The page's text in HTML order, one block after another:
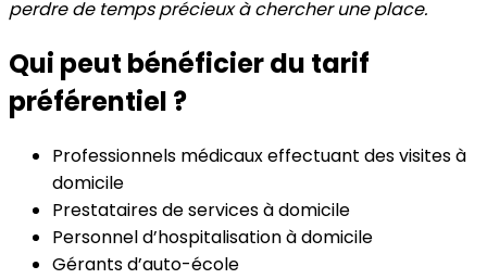
perdre de temps précieux à chercher une place.
Qui peut bénéficier du tarif
préférentiel ?
Professionnels médicaux effectuant des visites à
domicile
Prestataires de services à domicile
Personnel d’hospitalisation à domicile
Gérants d’auto-école